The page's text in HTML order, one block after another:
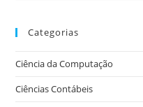
Categorias
Ciência da Computação
Ciências Contábeis